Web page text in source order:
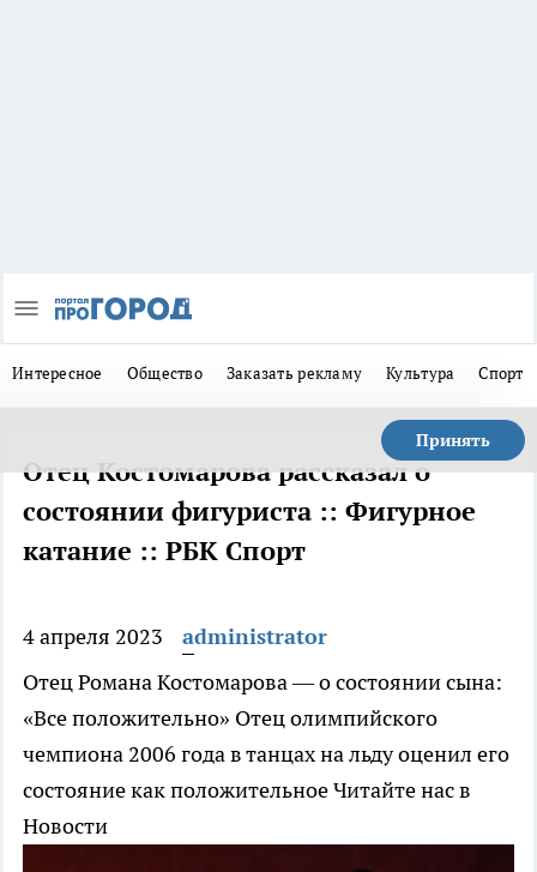
Интересное Общество Заказать рекламу Культура Спорт
Принять
Отец Костомарова рассказал о
состоянии фигуриста :: Фигурное
катание :: РБК Спорт
4 апреля 2023
administrator
Отец Романа Костомарова — о состоянии сына:
«Все положительно» Отец олимпийского
чемпиона 2006 года в танцах на льду оценил его
состояние как положительноеЧитайте нас в
Новости